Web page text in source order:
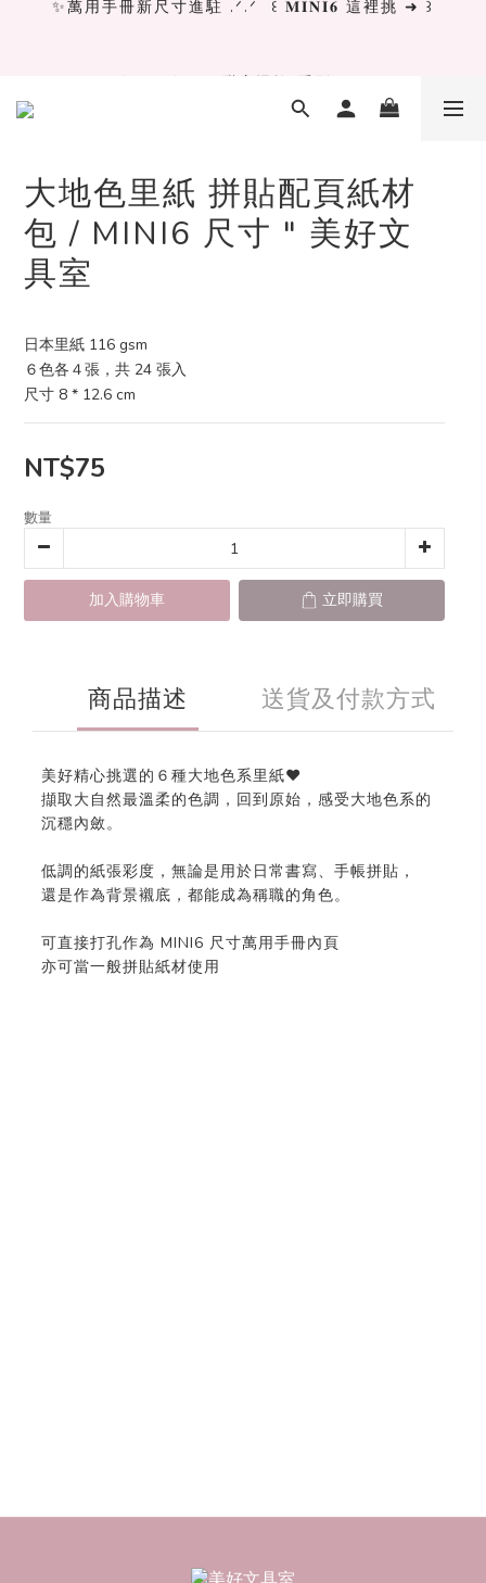
✨萬用手冊新尺寸進駐 .ᐟ.ᐟ  ꒰ 𝐌𝐈𝐍𝐈𝟔 這裡挑 ➜ ꒱
大地色里紙 拼貼配頁紙材
包 / MINI6 尺寸 " 美好文
具室
日本里紙 116 gsm
６色各４張，共 24 張入
尺寸 8 * 12.6 cm
NT$75
數量
加入購物車 立即購買
商品描述 送貨及付款方式
美好精心挑選的６種大地色系里紙❤
擷取大自然最溫柔的色調，回到原始，感受大地色系的
沉穩內斂。
低調的紙張彩度，無論是用於日常書寫、手帳拼貼，
還是作為背景襯底，都能成為稱職的角色。
可直接打孔作為 MINI6 尺寸萬用手冊內頁
亦可當一般拼貼紙材使用